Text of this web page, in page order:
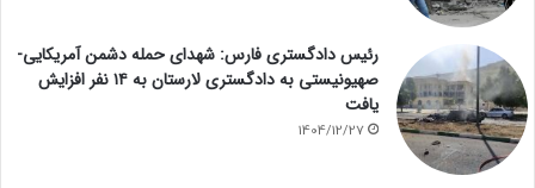
رئیس دادگستری فارس: شهدای حمله دشمن آمریکایی-
صهیونیستی به دادگستری لارستان به ۱۴ نفر افزایش
یافت
1404/12/27